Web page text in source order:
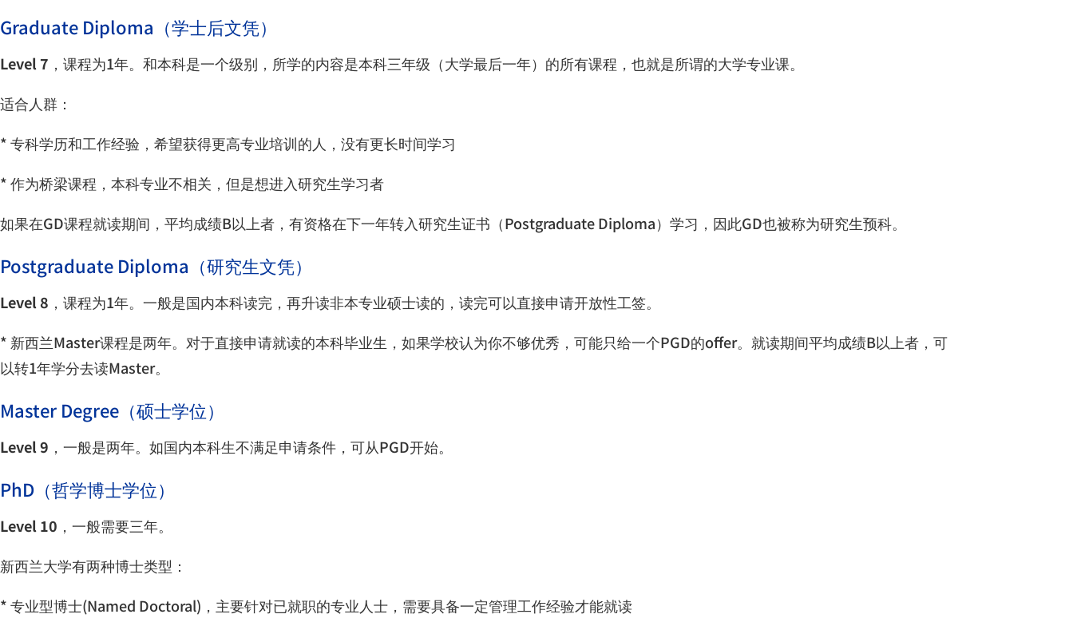
Graduate Diploma （学士后文凭）
Level 7 ，课程为1年。和本科是一个级别，所学的内容是本科三年级（大学最后一年）的所有课程，也就是所谓的大学专业课。
适合人群：
*专科学历和工作经验，希望获得更高专业培训的人，没有更长时间学习
*作为桥梁课程，本科专业不相关，但是想进入研究生学习者
如果在GD课程就读期间，平均成绩B以上者，有资格在下一年转入研究生证书 （Postgraduate Diploma）学习，因此GD也被称为研究生预科。
Postgraduate Diploma （研究生文凭）
Level 8 ，课程为1年。一般是国内本科读完，再升读非本专业硕士读的，读完可以直接申请开放性工签。
* 新西兰Master课程是两年。对于直接申请就读的本科毕业生，如果学校认为你不够优秀，可能只给一个PGD的offer。就读期间平均成绩B以上者，可
以转1年学分去读Master。
Master Degree （硕士学位）
Level 9 ，一般是两年。如国内本科生不满足申请条件，可从PGD开始。
PhD （哲学博士学位）
Level 10 ，一般需要三年。
新西兰大学有两种博士类型：
*专业型博士(Named Doctoral) ，主要针对已就职的专业人士，需要具备一定管理工作经验才能就读